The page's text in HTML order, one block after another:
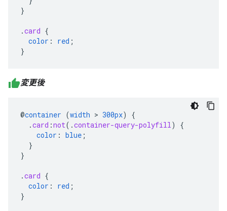
}
.card {
color : red ;
}
変更後
@container (width > 300px)
{
.card :not( .container-query-polyfill )
{
color : blue ;
}
}
.card {
color : red ;
}